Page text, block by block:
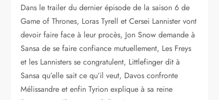
Dans le trailer du dernier épisode de la saison 6 de
Game of Thrones, Loras Tyrell et Cersei Lannister vont
devoir faire face à leur procès, Jon Snow demande à
Sansa de se faire confiance mutuellement, Les Freys
et les Lannisters se congratulent, Littlefinger dit à
Sansa qu’elle sait ce qu’il veut, Davos confronte
Mélissandre et enfin Tyrion explique à sa reine